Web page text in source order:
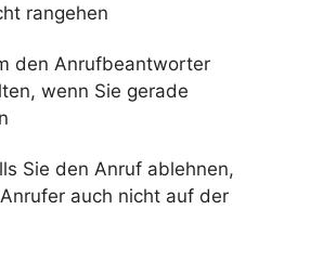
rangehen
den Anrufbeantworter
wenn Sie gerade
Sie den Anruf ablehnen,
auch nicht auf der